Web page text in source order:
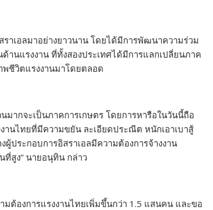
าเอลมาอย่างยาวนาน โดยได้มีการพัฒนาความร่วม
านแรงงาน ที่ทั้งสองประเทศได้มีการแลกเปลี่ยนภาค
ชีวิตแรงงานมาโดยตลอด
ากจะเป็นภาคการเกษตร โดยการหารือในวันนี้ถือ
านไทยที่มีความขยัน ละเอียดประณีต หนักเอาเบาสู้
ประกอบการอิสราเอลมีความต้องการจ้างงาน
ที่สูง” นายอนุทิน กล่าว
มต้องการแรงงานไทยเพิ่มขึ้นกว่า 1.5 แสนคน และขอ